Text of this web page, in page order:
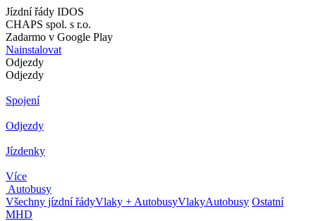
Jízdní řády IDOS
CHAPS spol. s r.o.
Zadarmo v Google Play
Nainstalovat
Odjezdy
Odjezdy
Spojení
Odjezdy
Jízdenky
Více
Autobusy
Všechny jízdní řádyVlaky + AutobusyVlakyAutobusy Ostatní
MHD